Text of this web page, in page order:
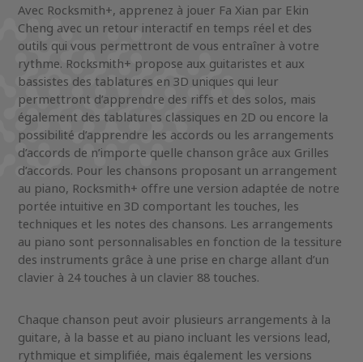
Avec Rocksmith+, apprenez à jouer Fa Xian par Ekin
Cheng avec un retour interactif en temps réel et des
outils qui vous permettront de vous entraîner à votre
rythme. Rocksmith+ propose aux guitaristes et aux
bassistes des tablatures en 3D uniques qui leur
permettront d’apprendre des riffs et des solos, mais
également des tablatures classiques en 2D ou encore la
possibilité d’apprendre les accords ou les arrangements
d’accords de n’importe quelle chanson grâce aux Grilles
d’accords. Pour les chansons proposant un arrangement
au piano, Rocksmith+ offre une version adaptée de notre
portée intuitive en 3D comportant les touches, les
techniques et les notes des chansons. Les arrangements
au piano sont personnalisables en fonction de la tessiture
des instruments grâce à une prise en charge allant d’un
clavier à 24 touches à un clavier 88 touches.
Chaque chanson peut avoir plusieurs arrangements à la
guitare, à la basse et au piano incluant les versions lead,
rythmique et simplifiée, mais également les versions